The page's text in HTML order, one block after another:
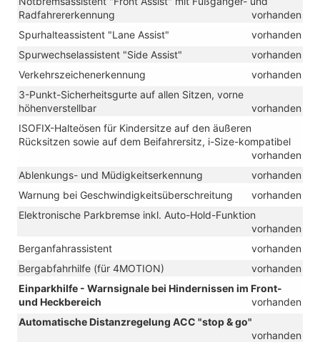
Radfahrererkennung
vorhanden
Spurhalteassistent "Lane Assist"
vorhanden
Spurwechselassistent "Side Assist"
vorhanden
Verkehrszeichenerkennung
vorhanden
3-Punkt-Sicherheitsgurte auf allen Sitzen, vorne
höhenverstellbar
vorhanden
ISOFIX-Halteösen für Kindersitze auf den äußeren
Rücksitzen sowie auf dem Beifahrersitz, i-Size-kompatibel
vorhanden
Ablenkungs- und Müdigkeitserkennung
vorhanden
Warnung bei Geschwindigkeitsüberschreitung
vorhanden
Elektronische Parkbremse inkl. Auto-Hold-Funktion
vorhanden
Berganfahrassistent
vorhanden
Bergabfahrhilfe (für 4MOTION)
vorhanden
Einparkhilfe - Warnsignale bei Hindernissen im Front-
und Heckbereich
vorhanden
Automatische Distanzregelung ACC "stop & go"
vorhanden